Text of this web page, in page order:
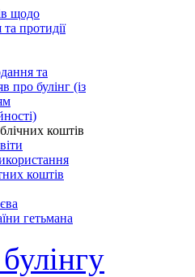
щодо
та протидії
та
про булінг (із
коштів
коштів
гетьмана